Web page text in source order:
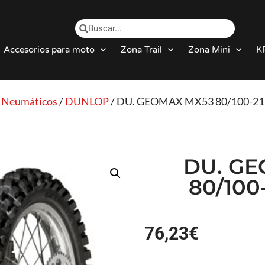
Accesorios para moto Zona Trail Zona Mini
Neumáticos/DUNLOP/ DU. GEOMAX MX53 80/100-
DU.
80/
76,23€